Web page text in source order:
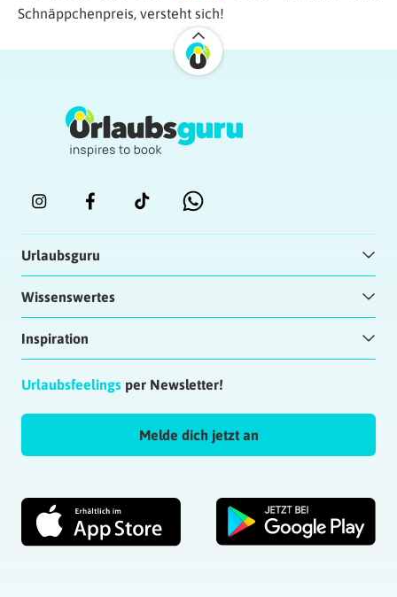
Schnäppchenpreis, versteht sich!
Urlaubsguru
Wissenswertes
Inspiration
Urlaubsfeelings per Newsletter!
Melde dich jetzt an